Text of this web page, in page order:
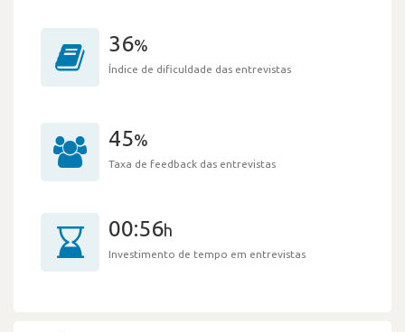
36%
Índice de dificuldade das entrevistas
45%
Taxa de feedback das entrevistas
00:56h
Investimento de tempo em entrevistas